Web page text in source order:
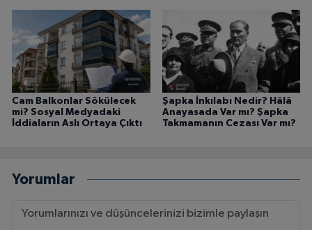
Cam Balkonlar Sökülecek
mi? Sosyal Medyadaki
İddiaların Aslı Ortaya Çıktı
Şapka İnkılabı Nedir? Hâlâ
Anayasada Var mı? Şapka
Takmamanın Cezası Var mı?
Yorumlar